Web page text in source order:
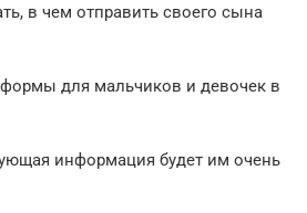
в чем отправить своего сына
для мальчиков и девочек в
информация будет им очень